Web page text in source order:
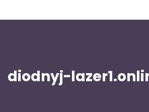
diodnyj-